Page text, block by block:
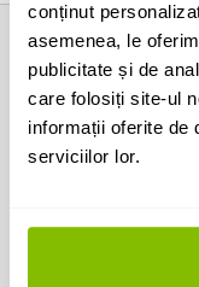
conținut
asemenea, le
publicitate și de
care folosiți site-ul
informații oferite de
serviciilor lor.
Informatii
Utile
Informatii de contact
Urmariti-ne in Social